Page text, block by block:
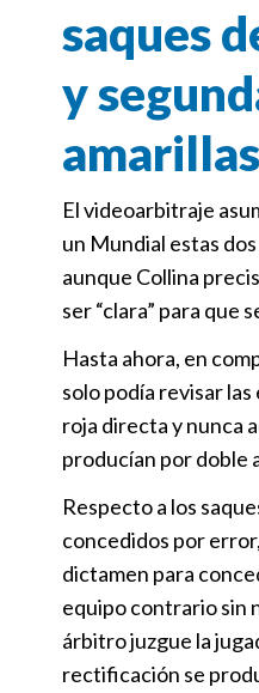
saques
y
amarillas
El videoarbitraje
un Mundial estas
aunque Collina
ser “clara” para que
Hasta ahora, en
solo podía revisar
roja directa y nunca
producían por doble
Respecto a los
concedidos por
dictamen para
equipo contrario sin
árbitro juzgue la
rectificación se